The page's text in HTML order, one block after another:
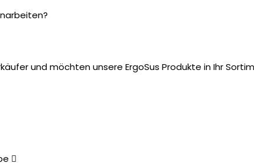
und möchten unsere ErgoSus Produkte in Ihr